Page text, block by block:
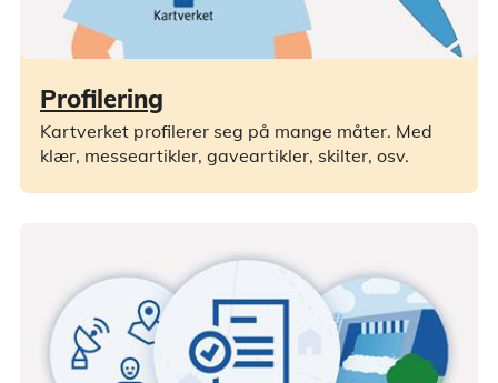
Profilering
Kartverket profilerer seg på mange måter. Med
klær, messeartikler, gaveartikler, skilter, osv.